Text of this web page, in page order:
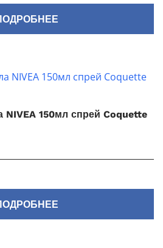
NIVEA 150мл спрей Coquette